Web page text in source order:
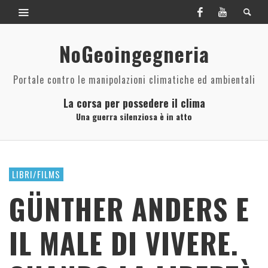
NoGeoingegneria
Portale contro le manipolazioni climatiche ed ambientali
La corsa per possedere il clima
Una guerra silenziosa è in atto
LIBRI/FILMS
GÜNTHER ANDERS E
IL MALE DI VIVERE.